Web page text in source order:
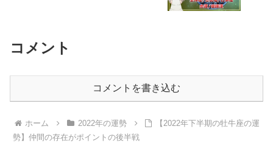
コメント
コメントを書き込む
ホーム 2022年の運勢
【2022年下半期の牡牛座の運
勢】仲間の存在がポイントの後半戦